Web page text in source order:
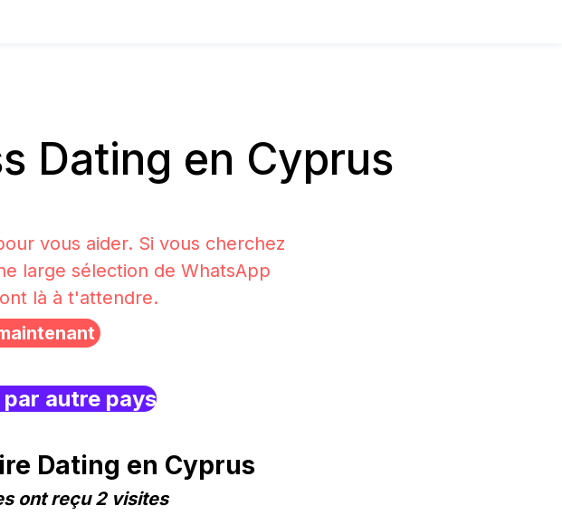
Dating en Cyprus
vous aider. Si vous cherchez
large sélection de WhatsApp
là à t'attendre.
autre pays
Dating en Cyprus
ont reçu 2 visites